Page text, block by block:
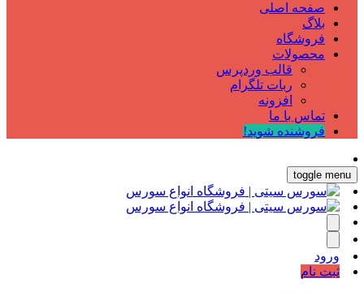
صفحه اصلی
بلاگ
فروشگاه
محصولات
قالب وردپرس
ربات تلگرام
افزونه
تماس با ما
فروشنده شوید!
toggle menu
ورود
ثبت نام